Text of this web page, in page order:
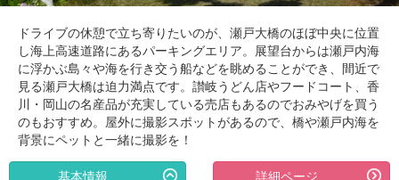
ドライブの休憩で立ち寄りたいのが、瀬戸大橋のほぼ中央に位置
し海上高速道路にあるパーキングエリア。展望台からは瀬戸内海
に浮かぶ島々や海を行き交う船などを眺めることができ、間近で
見る瀬戸大橋は迫力満点です。讃岐うどん店やフードコート、香
川・岡山の名産品が充実している売店もあるのでおみやげを買う
のもおすすめ。屋外に撮影スポットがあるので、橋や瀬戸内海を
背景にペットと一緒に撮影を！
詳細ページ
基本情報